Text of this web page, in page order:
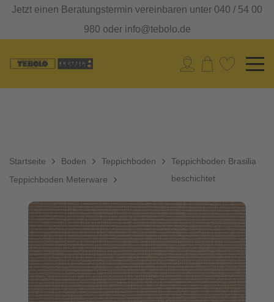
Jetzt einen Beratungstermin vereinbaren unter 040 / 54 00
980 oder info@tebolo.de
Startseite Boden
Teppichboden
Teppichboden Meterware
Teppichboden Brasilia
beschichtet